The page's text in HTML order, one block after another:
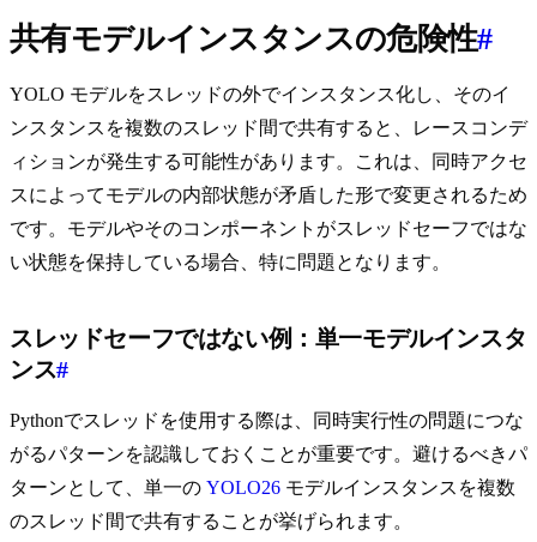
共有モデルインスタンスの危険性#
YOLO モデルをスレッドの外でインスタンス化し、そのイ
ンスタンスを複数のスレッド間で共有すると、レースコンデ
ィションが発生する可能性があります。これは、同時アクセ
スによってモデルの内部状態が矛盾した形で変更されるため
です。モデルやそのコンポーネントがスレッドセーフではな
い状態を保持している場合、特に問題となります。
スレッドセーフではない例：単一モデルインスタ
ンス#
Pythonでスレッドを使用する際は、同時実行性の問題につな
がるパターンを認識しておくことが重要です。避けるべきパ
ターンとして、単一の YOLO26 モデルインスタンスを複数
のスレッド間で共有することが挙げられます。